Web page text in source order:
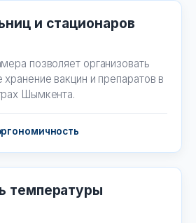
и стационаров
позволяет организовать
хранение вакцин и препаратов в
Шымкента.
температуры